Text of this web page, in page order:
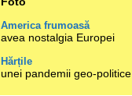
America frumoasă
avea nostalgia Europei
Hărțile
unei pandemii geo-politice